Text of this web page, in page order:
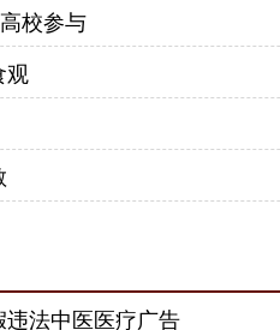
校参与
观
法中医医疗广告